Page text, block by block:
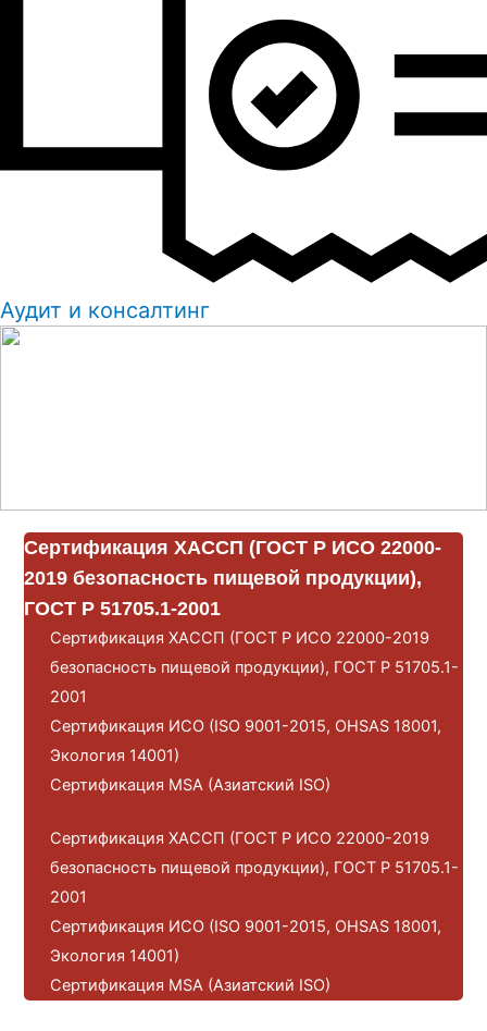
Аудит и консалтинг
Сертификация ХАССП (ГОСТ Р ИСО 22000-
2019 безопасность пищевой продукции),
ГОСТ Р 51705.1-2001
Сертификация ХАССП (ГОСТ Р ИСО 22000-2019
безопасность пищевой продукции), ГОСТ Р 51705.1-
2001
Сертификация ИСО (ISO 9001-2015, OHSAS 18001,
Экология 14001)
Сертификация MSA (Азиатский ISO)
Сертификация ХАССП (ГОСТ Р ИСО 22000-2019
безопасность пищевой продукции), ГОСТ Р 51705.1-
2001
Сертификация ИСО (ISO 9001-2015, OHSAS 18001,
Экология 14001)
Сертификация MSA (Азиатский ISO)